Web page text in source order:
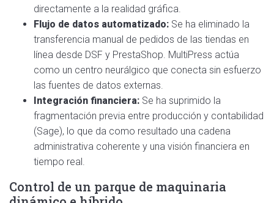
directamente a la realidad gráfica.
Flujo de datos automatizado: Se ha eliminado la
transferencia manual de pedidos de las tiendas en
línea desde DSF y PrestaShop. MultiPress actúa
como un centro neurálgico que conecta sin esfuerzo
las fuentes de datos externas.
Integración financiera: Se ha suprimido la
fragmentación previa entre producción y contabilidad
(Sage), lo que da como resultado una cadena
administrativa coherente y una visión financiera en
tiempo real.
Control de un parque de maquinaria